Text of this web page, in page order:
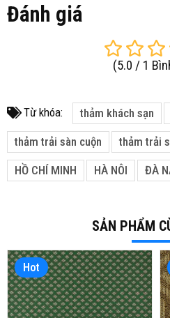
Đánh giá
(5.0 / 1
Từ khóa: thảm khách sạn
thảm trải sàn cuộn thảm trải
HỒ CHÍ MINH HÀ NÔI ĐÀ
SẢN PHẨM
Hot